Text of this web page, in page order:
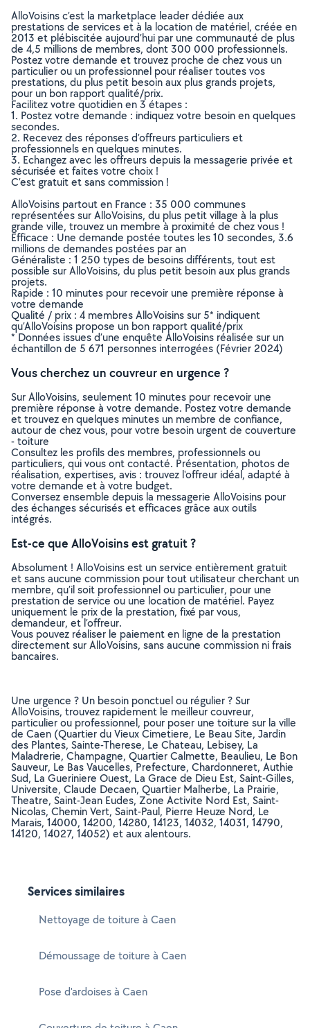
AlloVoisins c’est la marketplace leader dédiée aux
prestations de services et à la location de matériel, créée en
2013 et plébiscitée aujourd’hui par une communauté de plus
de 4,5 millions de membres, dont 300 000 professionnels.
Postez votre demande et trouvez proche de chez vous un
particulier ou un professionnel pour réaliser toutes vos
prestations, du plus petit besoin aux plus grands projets,
pour un bon rapport qualité/prix.
Facilitez votre quotidien en 3 étapes :
1. Postez votre demande : indiquez votre besoin en quelques
secondes.
2. Recevez des réponses d’offreurs particuliers et
professionnels en quelques minutes.
3. Echangez avec les offreurs depuis la messagerie privée et
sécurisée et faites votre choix !
C’est gratuit et sans commission !
AlloVoisins partout en France : 35 000 communes
représentées sur AlloVoisins, du plus petit village à la plus
grande ville, trouvez un membre à proximité de chez vous !
Efficace : Une demande postée toutes les 10 secondes, 3.6
millions de demandes postées par an
Généraliste : 1 250 types de besoins différents, tout est
possible sur AlloVoisins, du plus petit besoin aux plus grands
projets.
Rapide : 10 minutes pour recevoir une première réponse à
votre demande
Qualité / prix : 4 membres AlloVoisins sur 5* indiquent
qu’AlloVoisins propose un bon rapport qualité/prix
* Données issues d’une enquête AlloVoisins réalisée sur un
échantillon de 5 671 personnes interrogées (Février 2024)
Vous cherchez un couvreur en urgence ?
Sur AlloVoisins, seulement 10 minutes pour recevoir une
première réponse à votre demande. Postez votre demande
et trouvez en quelques minutes un membre de confiance,
autour de chez vous, pour votre besoin urgent de couverture
- toiture
Consultez les profils des membres, professionnels ou
particuliers, qui vous ont contacté. Présentation, photos de
réalisation, expertises, avis : trouvez l'offreur idéal, adapté à
votre demande et à votre budget.
Conversez ensemble depuis la messagerie AlloVoisins pour
des échanges sécurisés et efficaces grâce aux outils
intégrés.
Est-ce que AlloVoisins est gratuit ?
Absolument ! AlloVoisins est un service entièrement gratuit
et sans aucune commission pour tout utilisateur cherchant un
membre, qu’il soit professionnel ou particulier, pour une
prestation de service ou une location de matériel. Payez
uniquement le prix de la prestation, fixé par vous,
demandeur, et l’offreur.
Vous pouvez réaliser le paiement en ligne de la prestation
directement sur AlloVoisins, sans aucune commission ni frais
bancaires.
Une urgence ? Un besoin ponctuel ou régulier ? Sur
AlloVoisins, trouvez rapidement le meilleur couvreur,
particulier ou professionnel, pour poser une toiture sur la ville
de Caen (Quartier du Vieux Cimetiere, Le Beau Site, Jardin
des Plantes, Sainte-Therese, Le Chateau, Lebisey, La
Maladrerie, Champagne, Quartier Calmette, Beaulieu, Le Bon
Sauveur, Le Bas Vaucelles, Prefecture, Chardonneret, Authie
Sud, La Gueriniere Ouest, La Grace de Dieu Est, Saint-Gilles,
Universite, Claude Decaen, Quartier Malherbe, La Prairie,
Theatre, Saint-Jean Eudes, Zone Activite Nord Est, Saint-
Nicolas, Chemin Vert, Saint-Paul, Pierre Heuze Nord, Le
Marais, 14000, 14200, 14280, 14123, 14032, 14031, 14790,
14120, 14027, 14052) et aux alentours.
Services similaires
Nettoyage de toiture à Caen
Démoussage de toiture à Caen
Pose d'ardoises à Caen